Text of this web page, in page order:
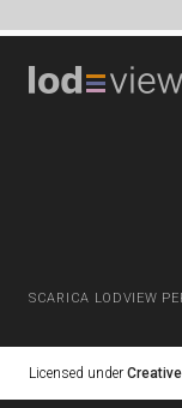
SCARICA LODVIEW
Licensed under